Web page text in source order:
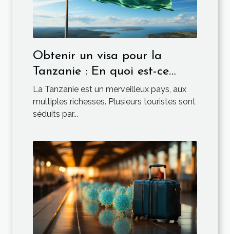
Obtenir un visa pour la
Tanzanie : En quoi est-ce
obligatoire ?
La Tanzanie est un merveilleux pays, aux
multiples richesses. Plusieurs touristes sont
séduits par...